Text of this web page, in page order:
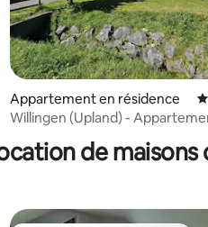
sur la base de 103
Appartement en résidence
Willingen (Upland) -
de maisons